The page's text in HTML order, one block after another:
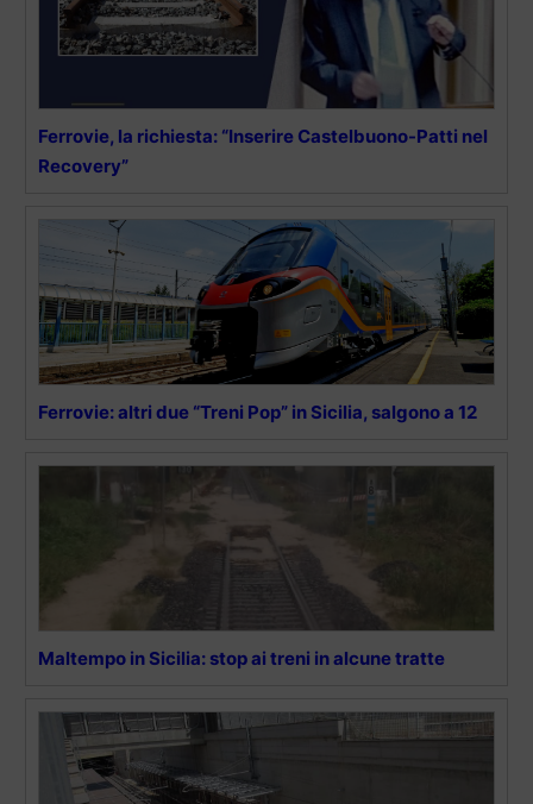
Ferrovie, la richiesta: “Inserire Castelbuono-Patti nel
Recovery”
Ferrovie: altri due “Treni Pop” in Sicilia, salgono a 12
Maltempo in Sicilia: stop ai treni in alcune tratte